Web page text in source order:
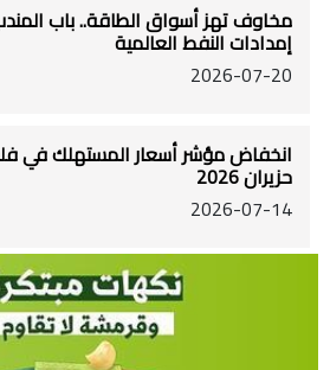
إمدادات النفط العالمية
2026-07-20
انخفاض مؤشر أسعار المستهلك في
حزيران 2026
2026-07-14